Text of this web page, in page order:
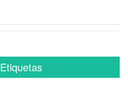
Etiquetas